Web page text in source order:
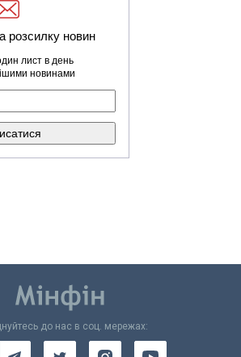
розсилку новин
лист в день
новинами
до нас в соц. мережах: